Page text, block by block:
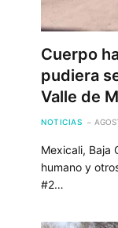
Cuerpo
pudiera
Valle de
NOTICIAS
Mexicali, Baja
humano y
#2…